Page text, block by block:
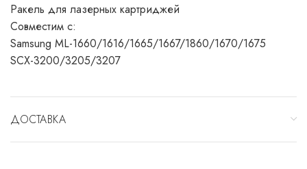
Ракель для лазерных картриджей
Совместим с:
Samsung ML-1660/1616/1665/1667/1860/1670/1675
SCX-3200/3205/3207
ДОСТАВКА